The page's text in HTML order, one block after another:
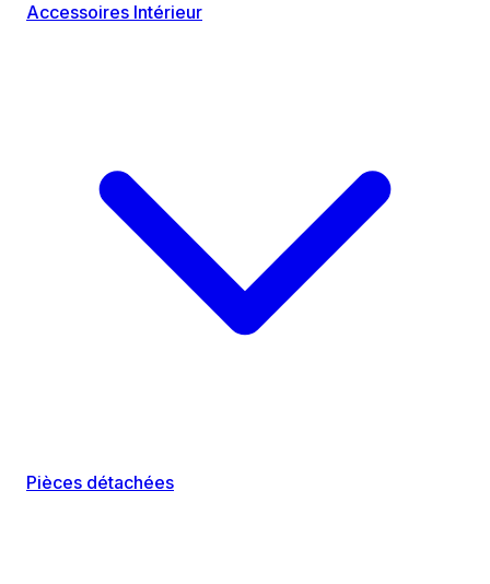
Accessoires Intérieur
Pièces détachées